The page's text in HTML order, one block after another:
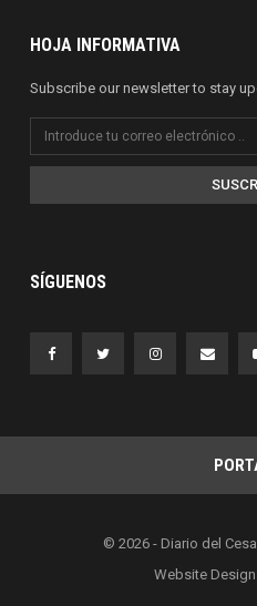
HOJA INFORMATIVA
Subscribe our newsletter to stay
SÍGUENOS
© 2026 - Diario del
Website Design: